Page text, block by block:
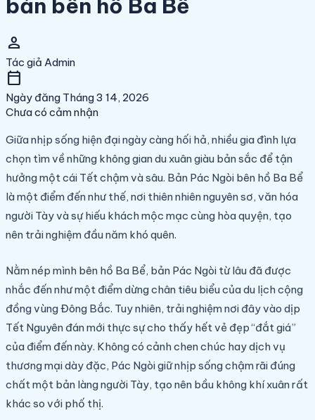
bản bên hồ Ba Bể
person
Tác giả Admin
calendar_today
Ngày đăng Tháng 3 14, 2026
Chưa có cảm nhận
Giữa nhịp sống hiện đại ngày càng hối hả, nhiều gia đình lựa
chọn tìm về những không gian du xuân giàu bản sắc để tận
hưởng một cái Tết chậm và sâu. Bản Pác Ngòi bên hồ Ba Bể
là một điểm đến như thế, nơi thiên nhiên nguyên sơ, văn hóa
người Tày và sự hiếu khách mộc mạc cùng hòa quyện, tạo
nên trải nghiệm đầu năm khó quên.
Nằm nép mình bên hồ Ba Bể, bản Pác Ngòi từ lâu đã được
nhắc đến như một điểm dừng chân tiêu biểu của du lịch cộng
đồng vùng Đông Bắc. Tuy nhiên, trải nghiệm nơi đây vào dịp
Tết Nguyên đán mới thực sự cho thấy hết vẻ đẹp “đắt giá”
của điểm đến này. Không có cảnh chen chúc hay dịch vụ
thương mại dày đặc, Pác Ngòi giữ nhịp sống chậm rãi đúng
chất một bản làng người Tày, tạo nên bầu không khí xuân rất
khác so với phố thị.